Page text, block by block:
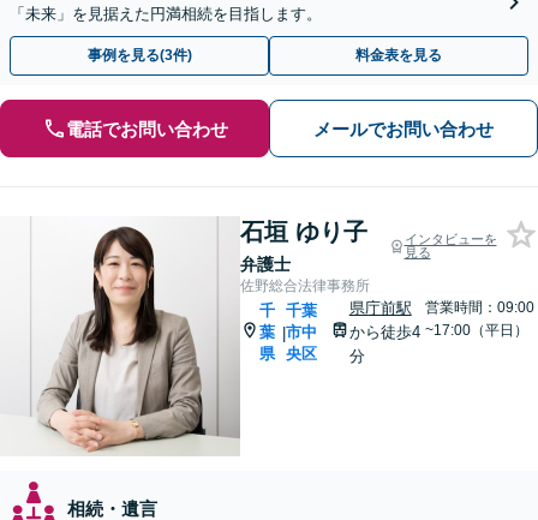
「未来」を見据えた円満相続を目指します。
事例を見る(3件) 料金表を見る
電話でお問い合わせ メールでお問い合わせ
石垣 ゆり子
弁護士
インタビューを
見る
佐野総合法律事務所
千
葉
県
|
千葉
市中
央区
県庁前駅
から徒歩4
分
営業時間：09:00
~17:00（平日）
相続・遺言